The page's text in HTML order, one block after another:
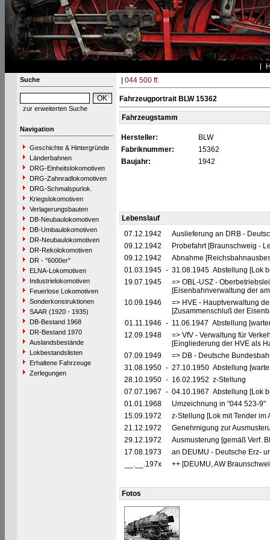
Suche
zur erweiterten Suche
Navigation
Geschichte & Hintergründe
Länderbahnen
DRG-Einheitslokomotiven
DRG-Zahnradlokomotiven
DRG-Schmalspurlok.
Kriegslokomotiven
Verlagerungsbauten
DB-Neubaulokomotiven
DB-Umbaulokomotiven
DR-Neubaulokomotiven
DR-Rekolokomotiven
DR - "6000er"
ELNA-Lokomotiven
Industrielokomotiven
Feuerlose Lokomotiven
Sonderkonstruktionen
SAAR (1920 - 1935)
DB-Bestand 1968
DR-Bestand 1970
Auslandsbestände
Lokbestandslisten
Erhaltene Fahrzeuge
Zerlegungen
044 500 ff.
Fahrzeugportrait BLW 15362
Fahrzeugstamm
Hersteller:
BLW
Fabriknummer:
15362
Baujahr:
1942
Lebenslauf
07.12.1942
Auslieferung an DRB -
09.12.1942
Probefahrt [Braunschweig -
09.12.1942
Abnahme
01.03.1945 - 31.08.1945 Abstellung [Lok
19.07.1945
=> OBL-USZ -
[Eisenbahnverwaltung der
10.09.1946
=> HVE - Hauptverwaltung
[Zusammenschluß der
01.11.1946 - 11.06.1947 Abstellung
12.09.1948
=> VfV - Verwaltung für
[Eingliederung der HVE als
07.09.1949
=> DB - Deutsche
31.08.1950 - 27.10.1950 Abstellung
28.10.1950 - 16.02.1952 z-Stellung
07.07.1967 - 04.10.1967 Abstellung [Lok
01.01.1968
Umzeichnung in "044 523-9"
15.09.1972
z-Stellung [Lok mit Tender im
21.12.1972
Genehmigung zur
29.12.1972
Ausmusterung [gemäß Verf.
17.08.1973
an DEUMU - Deutsche Erz-
__.__.197x
++ [DEUMU, AW
Fotos